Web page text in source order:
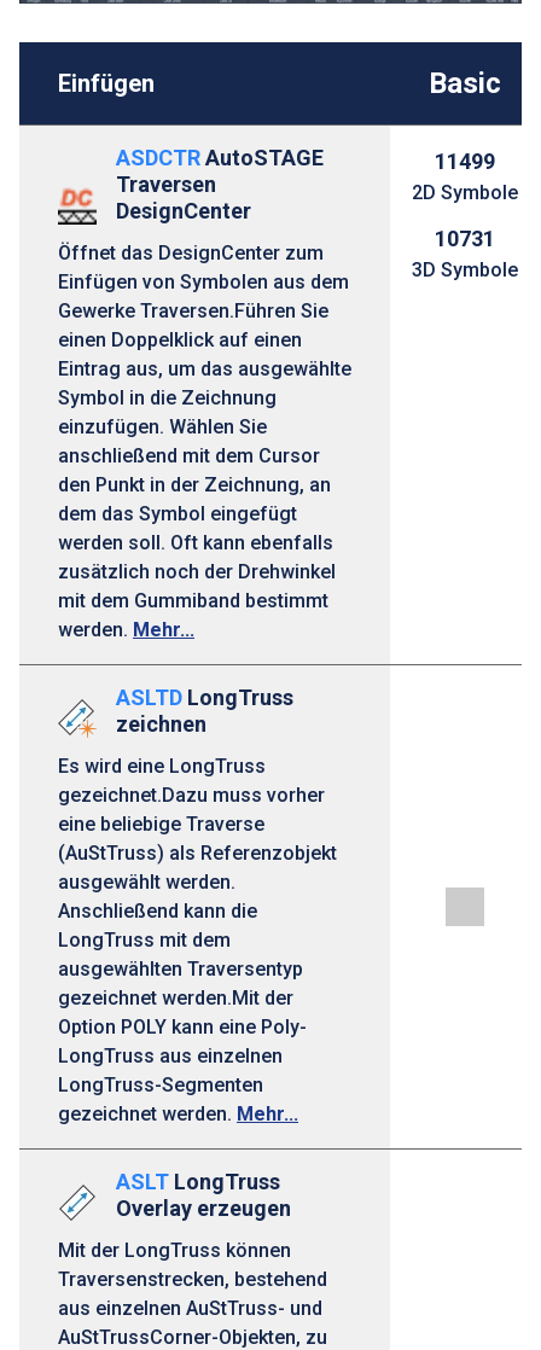
Einfügen Basic
ASDCTRAutoSTAGE
Traversen
DesignCenter
Öffnet das DesignCenter zum
Einfügen von Symbolen aus dem
Gewerke Traversen.Führen Sie
einen Doppelklick auf einen
Eintrag aus, um das ausgewählte
Symbol in die Zeichnung
einzufügen. Wählen Sie
anschließend mit dem Cursor
den Punkt in der Zeichnung, an
dem das Symbol eingefügt
werden soll. Oft kann ebenfalls
zusätzlich noch der Drehwinkel
mit dem Gummiband bestimmt
werden. Mehr...
11499
2D Symbole
10731
3D Symbole
ASLTD LongTruss
zeichnen
Es wird eine LongTruss
gezeichnet.Dazu muss vorher
eine beliebige Traverse
(AuStTruss) als Referenzobjekt
ausgewählt werden.
Anschließend kann die
LongTruss mit dem
ausgewählten Traversentyp
gezeichnet werden.Mit der
Option POLY kann eine Poly-
LongTruss aus einzelnen
LongTruss-Segmenten
gezeichnet werden. Mehr...
ASLT LongTruss
Overlay erzeugen
Mit der LongTruss können
Traversenstrecken, bestehend
aus einzelnen AuStTruss- und
AuStTrussCorner-Objekten, zu